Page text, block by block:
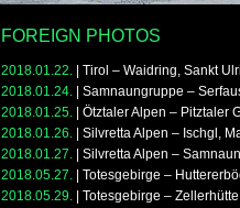
FOREIGN PHOTOS
2018.01.22.
Tirol – Waidring, Sankt
2018.01.24.
Samnaungruppe –
2018.01.25.
Ötztaler Alpen – Pitztaler
2018.01.26.
Silvretta Alpen – Ischgl,
2018.01.27.
Silvretta Alpen –
2018.05.27.
Totesgebirge –
2018.05.29.
Totesgebirge –